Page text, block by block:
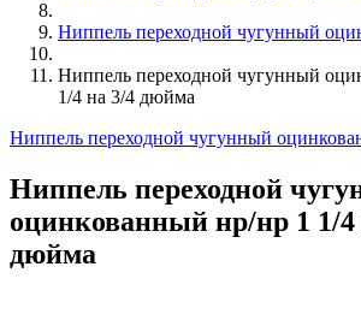
Ниппель переходной чугунный
Ниппель переходной чугунный
1/4 на 3/4 дюйма
Ниппель переходной чугунный
Ниппель переходной
оцинкованный нр/нр 1 1/4
дюйма